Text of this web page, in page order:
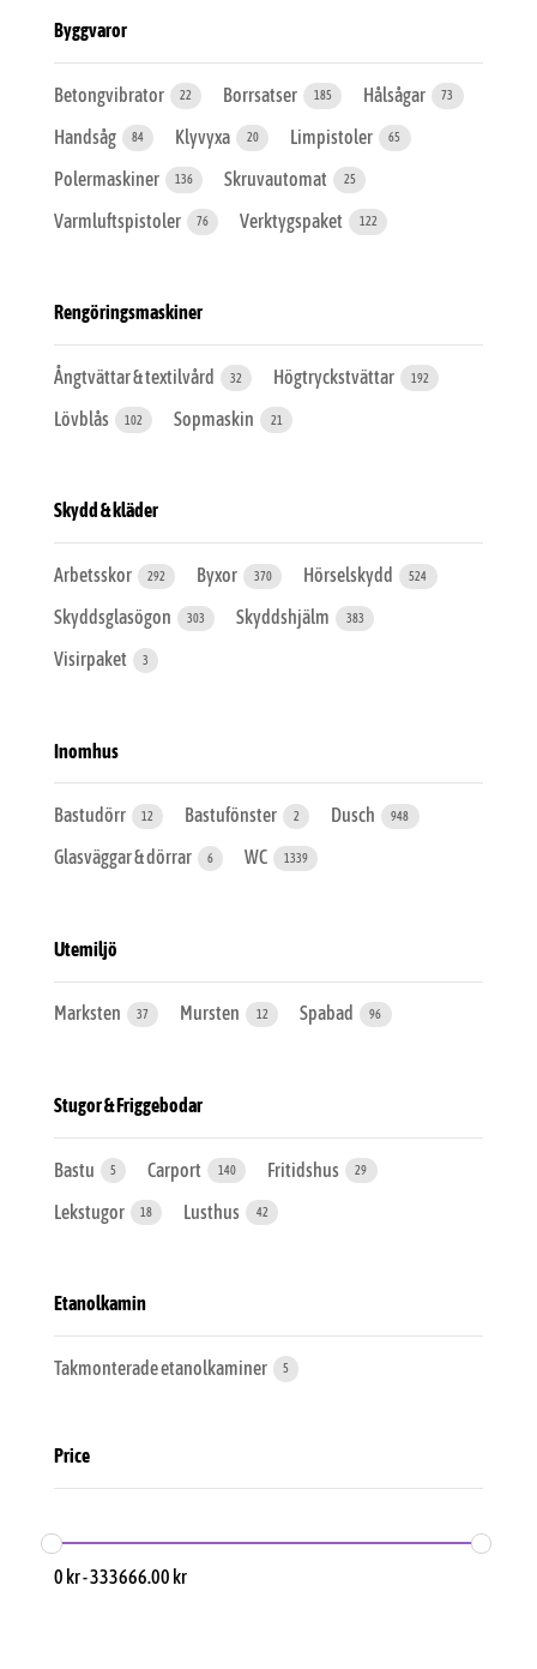
Byggvaror
Betongvibrator 22 Borrsatser 185 Hålsågar 73
Handsåg 84 Klyvyxa 20 Limpistoler 65
Polermaskiner 136 Skruvautomat 25
Varmluftspistoler 76 Verktygspaket 122
Rengöringsmaskiner
Ångtvättar & textilvård 32 Högtryckstvättar 192
Lövblås 102 Sopmaskin 21
Skydd & kläder
Arbetsskor 292 Byxor 370 Hörselskydd 524
Skyddsglasögon 303 Skyddshjälm 383
Visirpaket 3
Inomhus
Bastudörr 12 Bastufönster 2 Dusch 948
Glasväggar & dörrar 6 WC 1339
Utemiljö
Marksten 37 Mursten 12 Spabad 96
Stugor & Friggebodar
Bastu 5 Carport 140 Fritidshus 29
Lekstugor 18 Lusthus 42
Etanolkamin
Takmonterade etanolkaminer 5
Price
0 kr-333666.00 kr